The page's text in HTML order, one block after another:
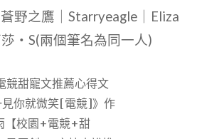
蒼野之鷹｜Starryeagle｜Eliza
・S(兩個筆名為同一人)